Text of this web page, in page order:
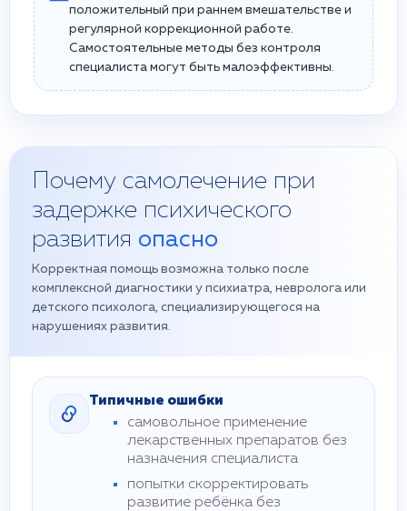
положительный при раннем вмешательстве и
регулярной коррекционной работе.
Самостоятельные методы без контроля
специалиста могут быть малоэффективны.
Почему самолечение при
задержке психического
развития опасно
Корректная помощь возможна только после
комплексной диагностики у психиатра, невролога или
детского психолога, специализирующегося на
нарушениях развития.
Типичные ошибки
самовольное применение
лекарственных препаратов без
назначения специалиста
попытки скорректировать
развитие ребёнка без